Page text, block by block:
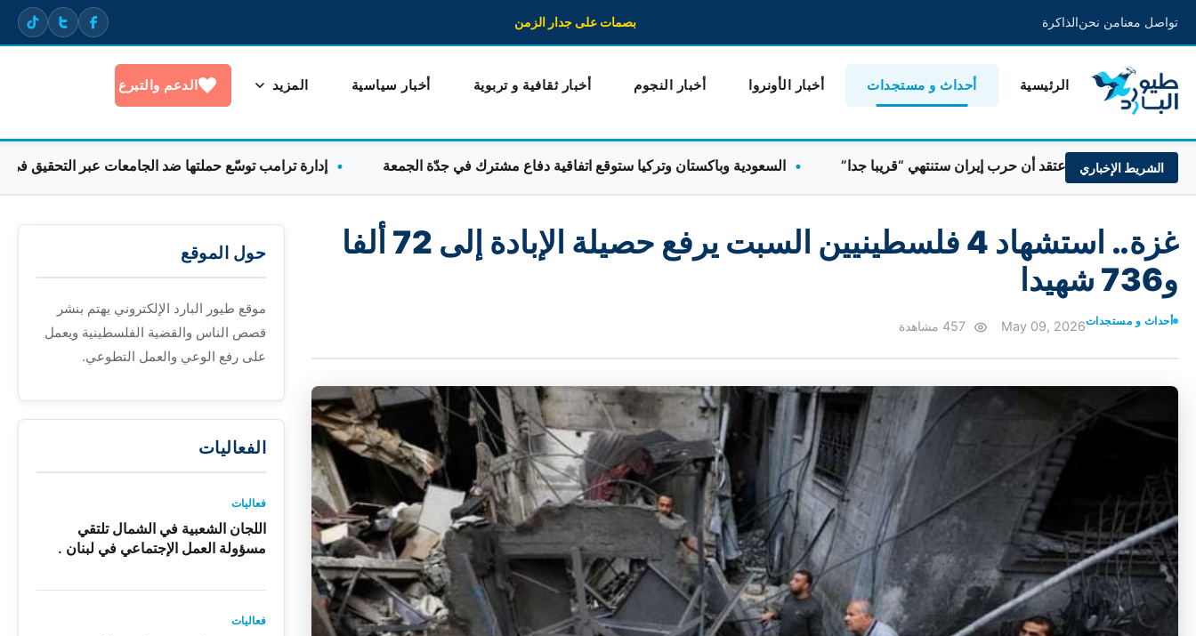
تواصل معنامن نحنالذاكرة بصمات على جدار الزمن
الرئيسية أحداث و مستجدات أخبار الأونروا أخبار النجوم أخبار ثقافية و تربوية أخبار سياسية المزيد الدعم والتبرع
الشريط الإخباري
ترامب: أعتقد أن حرب إيران ستنتهي “قريبا جدا” السعودية وباكستان وتركيا ستوقع اتفاقية دفاع مشترك في جدّة الجمعة إدارة ترامب توسّع حملتها ضد الجامعات عبر التحقيق في
غزة.. استشهاد 4 فلسطينيين السبت يرفع حصيلة الإبادة إلى 72 ألفا
و736 شهيدا
أحداث و مستجداتMay 09, 2026 457 مشاهدة
حول الموقع
موقع طيور البارد الإلكتروني يهتم بنشر
قصص الناس والقضية الفلسطينية ويعمل
على رفع الوعي والعمل التطوعي.
الفعاليات
فعاليات
اللجان الشعبية في الشمال تلتقي
مسؤولة العمل الإجتماعي في لبنان .
فعاليات